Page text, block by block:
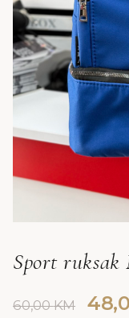
Sport
60,00KM